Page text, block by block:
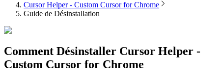
Cursor Helper - Custom Cursor for Chrome
Guide de Désinstallation
Comment Désinstaller Cursor Helper -
Custom Cursor for Chrome